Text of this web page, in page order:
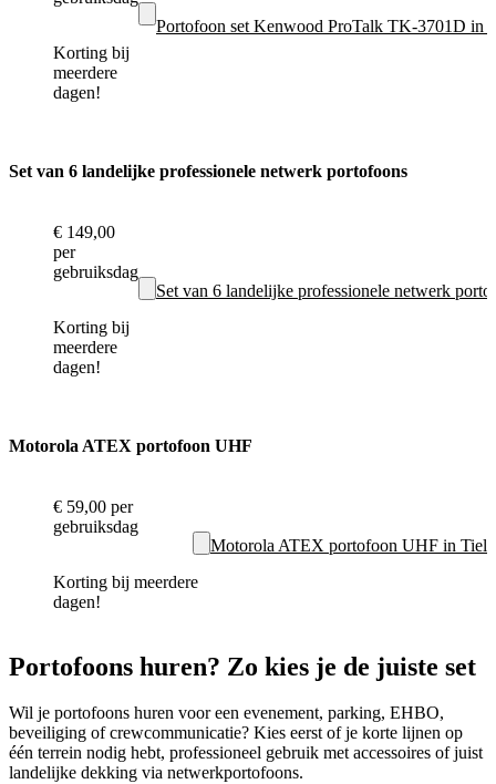
Korting bij
meerdere
dagen!
Portofoon set Kenwood ProTalk TK-3701D in
Set van 6 landelijke professionele netwerk portofoons
€ 149,00
per
gebruiksdag
Korting bij
meerdere
dagen!
Set van 6 landelijke professionele netwerk
Motorola ATEX portofoon UHF
€ 59,00 per
gebruiksdag
Korting bij meerdere
dagen!
Motorola ATEX portofoon UHF in Tiel
Portofoons huren? Zo kies je de juiste set
Wil je portofoons huren voor een evenement, parking, EHBO,
beveiliging of crewcommunicatie? Kies eerst of je korte lijnen op
één terrein nodig hebt, professioneel gebruik met accessoires of juist
landelijke dekking via netwerkportofoons.